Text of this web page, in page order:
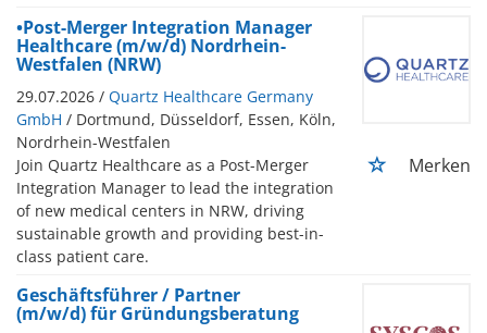
•Post-Merger Integration Manager
Healthcare (m/w/d) Nordrhein-
Westfalen (NRW)
29.07.2026 / Quartz Healthcare Germany
GmbH / Dortmund, Düsseldorf, Essen, Köln,
Nordrhein-Westfalen
Join Quartz Healthcare as a Post-Merger
Integration Manager to lead the integration
of new medical centers in NRW, driving
sustainable growth and providing best-in-
class patient care.
Merken
Geschäftsführer / Partner
(m/w/d) für Gründungsberatung